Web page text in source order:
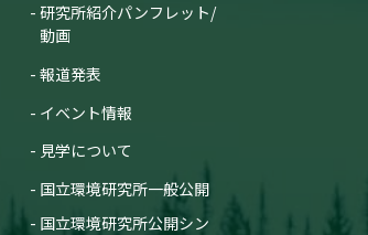
研究所紹介パンフレット/
動画
報道発表
イベント情報
見学について
国立環境研究所一般公開
国立環境研究所公開シン